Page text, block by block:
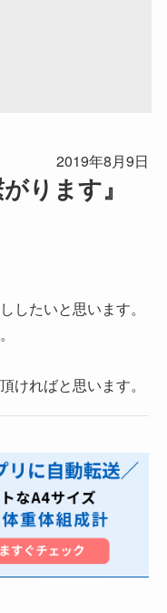
2019年8月9日
ります』
たいと思います。
ればと思います。